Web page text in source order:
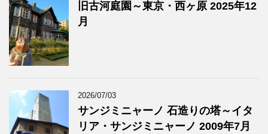
旧古河庭園～東京・西ヶ原 2025年12
月
2026/07/03
サンジミニャーノ 石造りの塔～イタ
リア・サンジミニャーノ 2009年7月